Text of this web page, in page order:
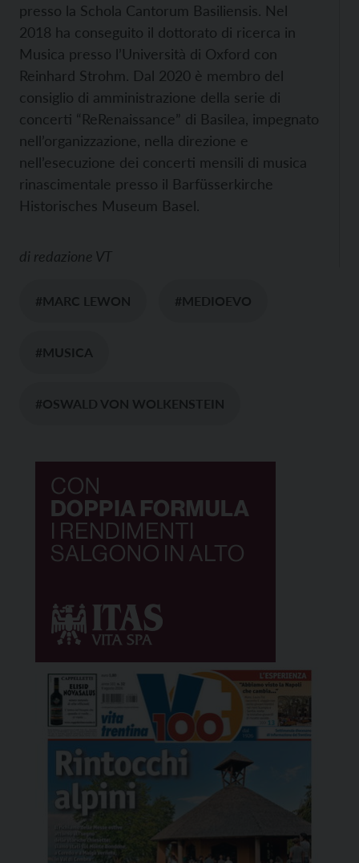
presso la Schola Cantorum Basiliensis. Nel
2018 ha conseguito il dottorato di ricerca in
Musica presso l’Università di Oxford con
Reinhard Strohm. Dal 2020 è membro del
consiglio di amministrazione della serie di
concerti “ReRenaissance” di Basilea, impegnato
nell’organizzazione, nella direzione e
nell’esecuzione dei concerti mensili di musica
rinascimentale presso il Barfüsserkirche
Historisches Museum Basel.
di redazione VT
#MARC LEWON #MEDIOEVO
#MUSICA
#OSWALD VON WOLKENSTEIN